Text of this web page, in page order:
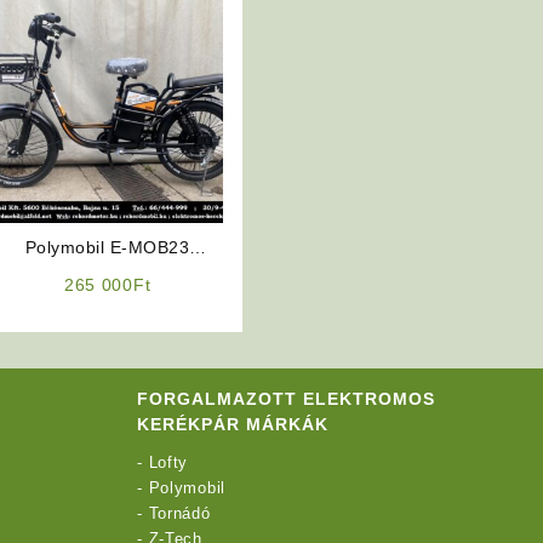
Polymobil E-MOB23
265 000Ft
FORGALMAZOTT ELEKTROMOS
KERÉKPÁR MÁRKÁK
-
Lofty
- Polymobil
- Tornádó
- Z-Tech